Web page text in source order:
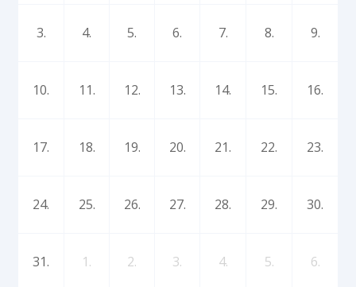
3. 4. 5. 6. 7. 8. 9.
10. 11. 12. 13. 14. 15. 16.
17. 18. 19. 20. 21. 22. 23.
24. 25. 26. 27. 28. 29. 30.
31. 1. 2. 3. 4. 5. 6.